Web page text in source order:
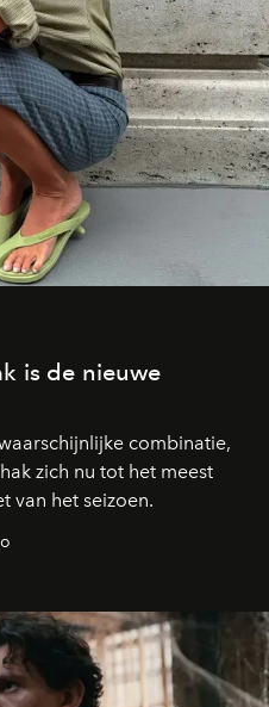
is de nieuwe
combinatie,
zich nu tot het meest
van het seizoen.